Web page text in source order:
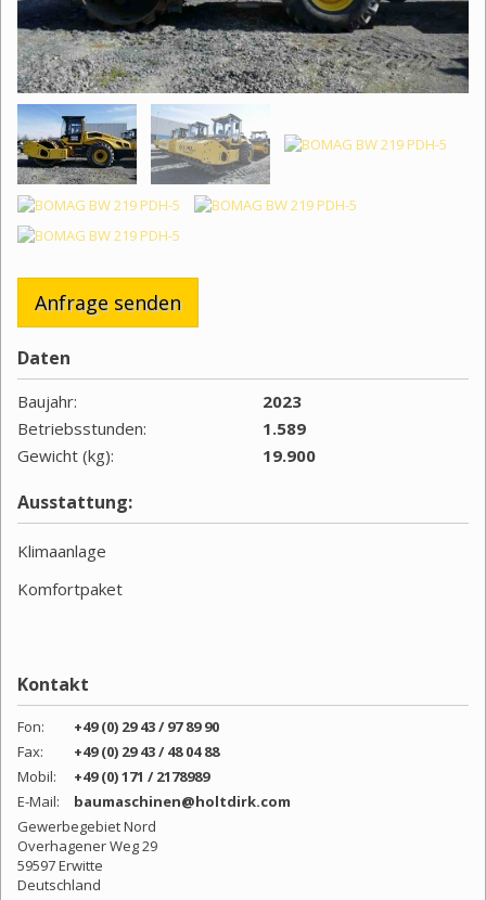
Anfrage senden
Daten
Baujahr:
2023
Betriebsstunden:
1.589
Gewicht (kg):
19.900
Ausstattung:
Klimaanlage
Komfortpaket
Kontakt
Fon:
+49 (0) 29 43 / 97 89 90
Fax:
+49 (0) 29 43 / 48 04 88
Mobil:
+49 (0) 171 / 2178989
E-Mail:
baumaschinen@holtdirk.com
Gewerbegebiet Nord
Overhagener Weg 29
59597 Erwitte
Deutschland